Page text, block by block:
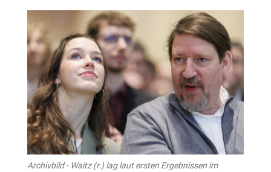
Archivbild - Waitz (r.) lag laut ersten Ergebnissen im